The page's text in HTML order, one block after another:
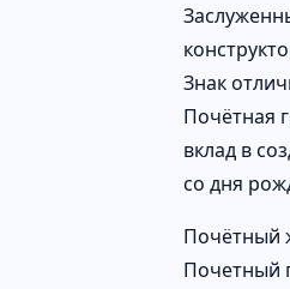
Знак
Почётная
вклад в
со дня
Почётный
Почетный